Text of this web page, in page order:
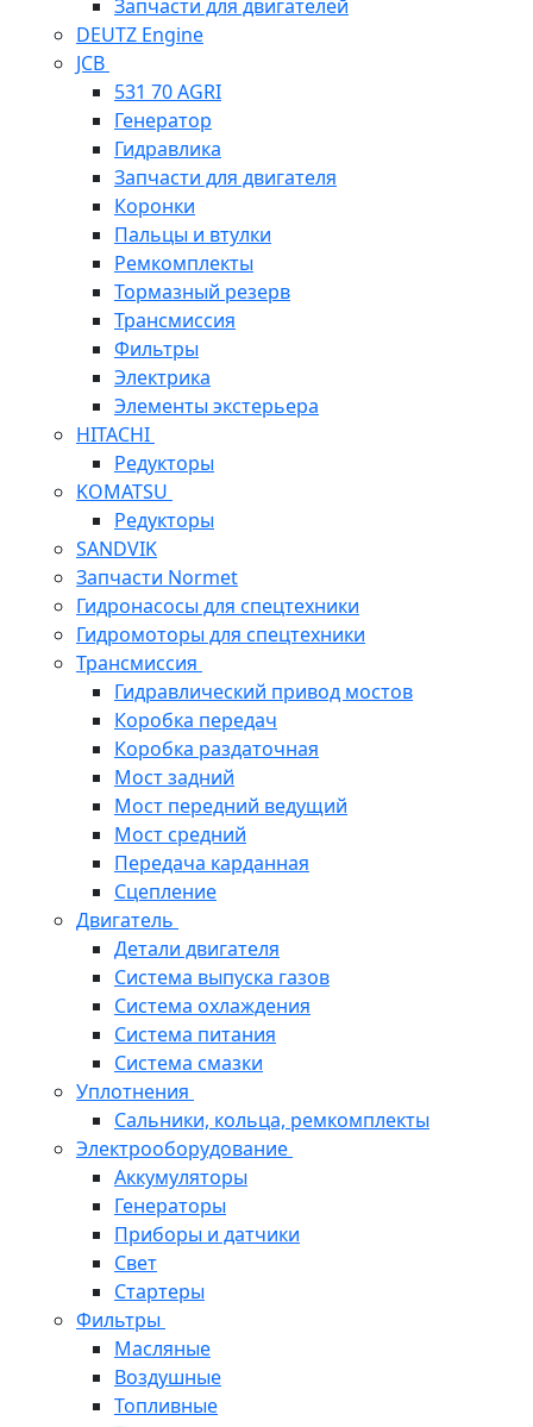
Запчасти для двигателей
DEUTZ Engine
JCB
531 70 AGRI
Генератор
Гидравлика
Запчасти для двигателя
Коронки
Пальцы и втулки
Ремкомплекты
Тормазный резерв
Трансмиссия
Фильтры
Электрика
Элементы экстерьера
HITACHI
Редукторы
KOMATSU
Редукторы
SANDVIK
Запчасти Normet
Гидронасосы для спецтехники
Гидромоторы для спецтехники
Трансмиссия
Гидравлический привод мостов
Коробка передач
Коробка раздаточная
Мост задний
Мост передний ведущий
Мост средний
Передача карданная
Сцепление
Двигатель
Детали двигателя
Система выпуска газов
Система охлаждения
Система питания
Система смазки
Уплотнения
Сальники, кольца, ремкомплекты
Электрооборудование
Аккумуляторы
Генераторы
Приборы и датчики
Свет
Стартеры
Фильтры
Масляные
Воздушные
Топливные